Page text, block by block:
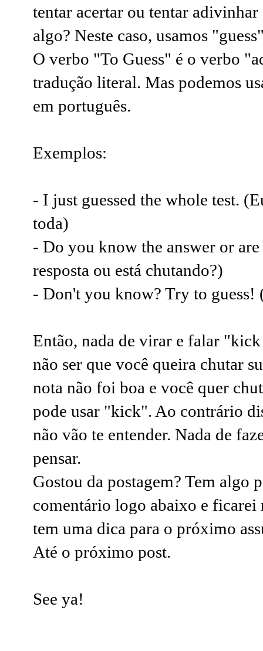
tentar acertar ou tentar adivinhar
algo? Neste caso, usamos
O verbo "To Guess" é o verbo
tradução literal. Mas podemos
em português.
Exemplos:
- I just guessed the whole test.
toda)
- Do you know the answer or
resposta ou está chutando?)
- Don't you know? Try to guess!
Então, nada de virar e falar
não ser que você queira chutar
nota não foi boa e você quer
pode usar "kick". Ao contrário
não vão te entender. Nada de
pensar.
Gostou da postagem? Tem algo
comentário logo abaixo e ficarei
tem uma dica para o próximo
Até o próximo post.
See ya!